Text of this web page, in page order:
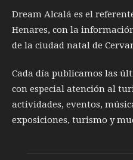
Dream Alcalá es el
Henares, con la
de la ciudad natal de
Cada día publicamos las
con especial atención al
actividades, eventos,
exposiciones, turismo y